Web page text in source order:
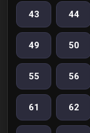
43 44
49 50
55 56
61 62